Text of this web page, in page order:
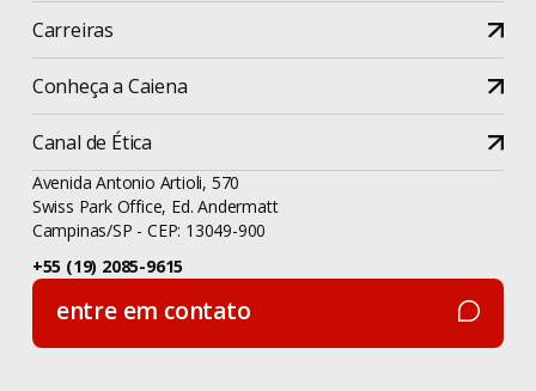
Carreiras
Conheça a Caiena
Canal de Ética
Avenida Antonio Artioli, 570
Swiss Park Office, Ed. Andermatt
Campinas/SP - CEP: 13049-900
+55 (19) 2085-9615
entre em contato
entre em contato